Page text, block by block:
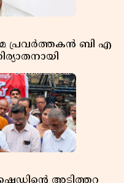
പ്രവർത്തകൻ ബി എ
ഷെഡിൻ്റെ അടിത്തറ